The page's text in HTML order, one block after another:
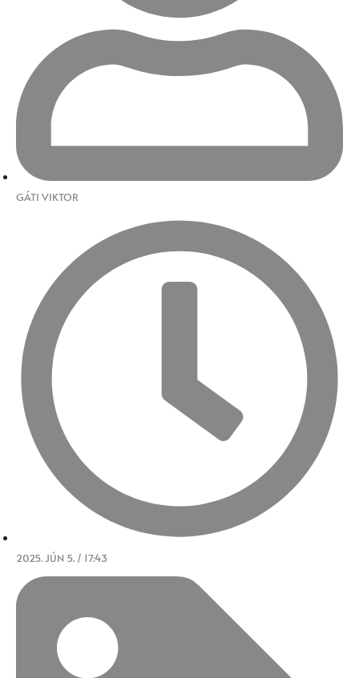
GÁTI VIKTOR
2025. JÚN 5. / 17:43